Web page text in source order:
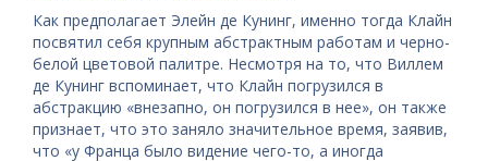
Как предполагает Элейн де Кунинг, именно тогда Клайн
посвятил себя крупным абстрактным работам и черно-
белой цветовой палитре. Несмотря на то, что Виллем
де Кунинг вспоминает, что Клайн погрузился в
абстракцию «внезапно, он погрузился в нее», он также
признает, что это заняло значительное время, заявив,
что «у Франца было видение чего-то, а иногда